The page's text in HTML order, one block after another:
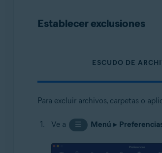
Establecer exclusiones
ESCUDO DE
Para excluir archivos, carpetas o
Ve a ☰ Menú ▸